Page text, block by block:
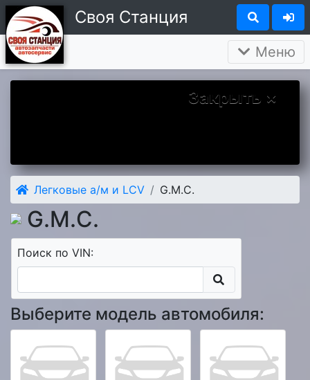
Своя Станция
Меню
Закрыть ×
Вы у нас впервые? Надеемся Вам
Легковые а/м и LCV G.M.C.
G.M.C.
Поиск по VIN:
Выберите модель автомобиля: